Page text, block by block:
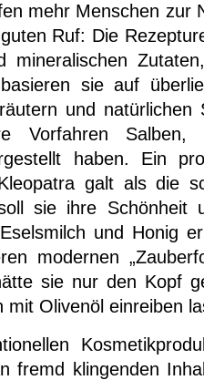
mehr Menschen zur
Ruf: Die
mineralischen
sie auf
und natürlichen
Vorfahren Salben,
haben. Ein
galt als die
sie ihre Schönheit
und Honig
modernen
sie nur den Kopf
mit Olivenöl einreiben
fremd klingenden